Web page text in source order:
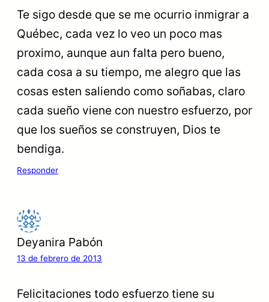
Te sigo desde que se me ocurrio inmigrar a
Québec, cada vez lo veo un poco mas
proximo, aunque aun falta pero bueno,
cada cosa a su tiempo, me alegro que las
cosas esten saliendo como soñabas, claro
cada sueño viene con nuestro esfuerzo, por
que los sueños se construyen, Dios te
bendiga.
Responder
Deyanira Pabón
13 de febrero de 2013
Felicitaciones todo esfuerzo tiene su